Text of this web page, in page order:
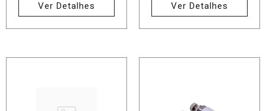
Ver Detalhes Ver Detalhes